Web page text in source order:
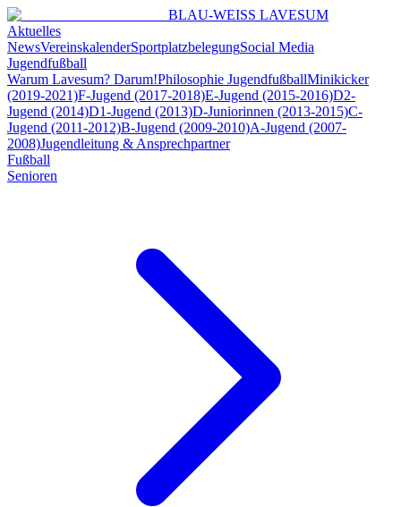
BLAU-WEISS LAVESUM
Aktuelles
NewsVereinskalenderSportplatzbelegungSocial Media
Jugendfußball
Warum Lavesum? Darum!Philosophie JugendfußballMinikicker
(2019-2021)F-Jugend (2017-2018)E-Jugend (2015-2016)D2-
Jugend (2014)D1-Jugend (2013)D-Juniorinnen (2013-2015)C-
Jugend (2011-2012)B-Jugend (2009-2010)A-Jugend (2007-
2008)Jugendleitung & Ansprechpartner
Fußball
Senioren